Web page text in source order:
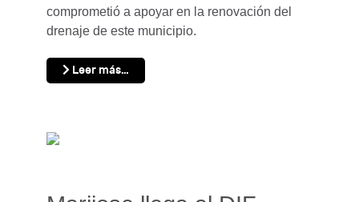
comprometió a apoyar en la renovación del
drenaje de este municipio.
Leer más…